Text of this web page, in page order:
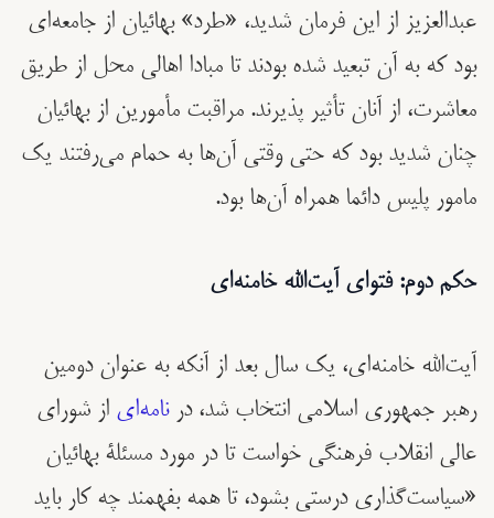
عبدالعزيز از اين فرمان شدید، «طرد» بهائیان از جامعه‌ای
بود كه به آن تبعید شده بودند تا مبادا اهالی محل از طریق
معاشرت، از آنان تأثیر پذیرند. مراقبت مأمورین از بهائیان
چنان شدید بود که حتی وقتی آن‌ها به حمام می‌رفتند یک
مامور پلیس دائما همراه آن‌ها بود.
حکم دوم: فتوای آیت‌الله خامنه‌ای
آیت‌الله خامنه‌ای، یک سال بعد از آنکه به عنوان دومین
رهبر جمهوری اسلامی انتخاب شد، درنامه‌ایاز شورای
عالی انقلاب فرهنگی خواست تا در مورد مسئلۀ بهائیان
«سیاست‌گذاری درستی بشود، تا همه بفهمند چه کار باید